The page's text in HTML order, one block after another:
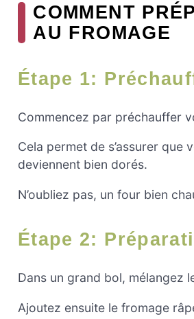
COMMENT
AU FROMAGE
Étape 1:
Commencez par préchauffer
Cela permet de s’assurer que
deviennent bien dorés.
N’oubliez pas, un four bien
Étape 2:
Dans un grand bol, mélangez
Ajoutez ensuite le fromage